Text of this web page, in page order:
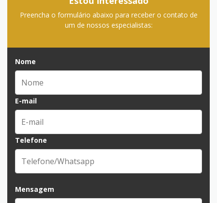
Preencha o formulário abaixo para receber o contato de
um de nossos especialistas:
Nome
E-mail
Telefone
Mensagem